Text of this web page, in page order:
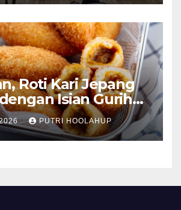
Roti Kari Jepang
Isian Gurih
PUTRI HOOLAHUP